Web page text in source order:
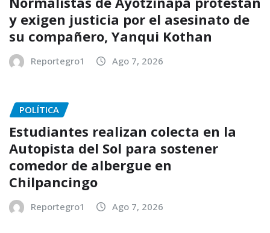
y exigen justicia por el asesinato de
su compañero, Yanqui Kothan
Reportegro1 Ago 7, 2026
POLÍTICA
Estudiantes realizan colecta en la
Autopista del Sol para sostener
comedor de albergue en
Chilpancingo
Reportegro1 Ago 7, 2026